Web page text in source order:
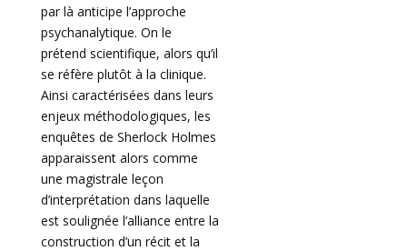
par là anticipe l’approche
psychanalytique. On le
prétend scientifique, alors qu’il
se réfère plutôt à la clinique.
Ainsi caractérisées dans leurs
enjeux méthodologiques, les
enquêtes de Sherlock Holmes
apparaissent alors comme
une magistrale leçon
d’interprétation dans laquelle
est soulignée l’alliance entre la
construction d’un récit et la